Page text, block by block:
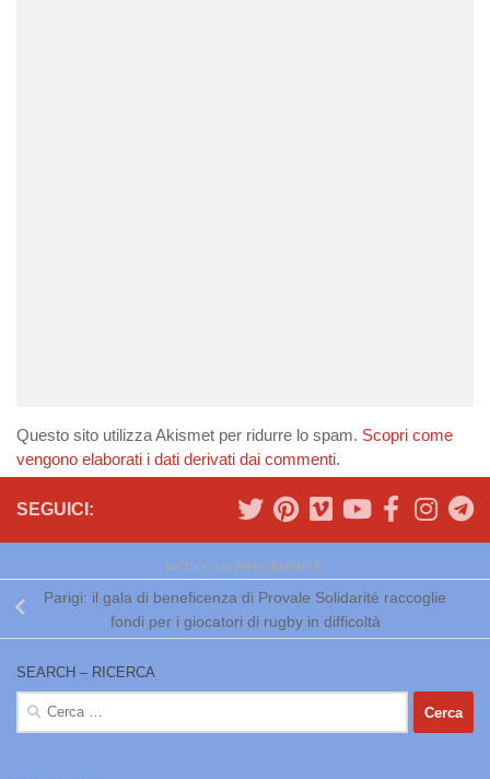
Questo sito utilizza Akismet per ridurre lo spam. Scopri come
vengono elaborati i dati derivati dai commenti.
SEGUICI:
ARTICOLO PRECEDENTE
Parigi: il gala di beneficenza di Provale Solidarité raccoglie
fondi per i giocatori di rugby in difficoltà
SEARCH – RICERCA
Ricerca
per: